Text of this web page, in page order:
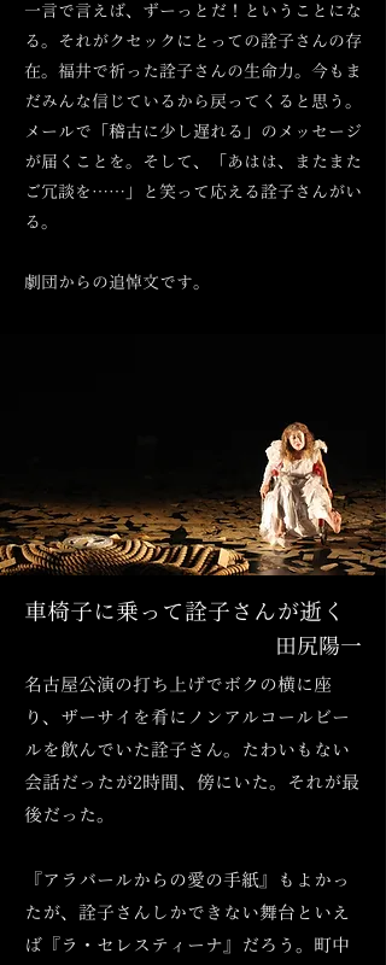
一言で言えば、ずーっとだ！ということにな
る。それがクセックにとっての詮子さんの存
在。福井で祈った詮子さんの生命力。今もま
だみんな信じているから戻ってくると思う。
メールで「稽古に少し遅れる」のメッセージ
が届くことを。そして、「あはは、またまた
ご冗談を……」と笑って応える詮子さんがい
る。
劇団からの追悼文です。
車椅子に乗って詮子さんが逝く
田尻陽一
名古屋公演の打ち上げでボクの横に座
り、ザーサイを肴にノンアルコールビー
ルを飲んでいた詮子さん。たわいもない
会話だったが2時間、傍にいた。それが最
後だった。
『アラバールからの愛の手紙』もよかっ
たが、詮子さんしかできない舞台といえ
ば『ラ・セレスティーナ』だろう。町中